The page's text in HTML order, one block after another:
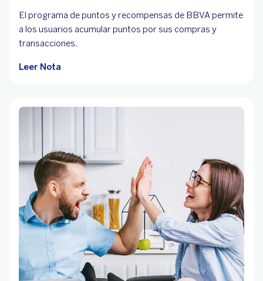
El programa de puntos y recompensas de BBVA permite
a los usuarios acumular puntos por sus compras y
transacciones.
Leer Nota